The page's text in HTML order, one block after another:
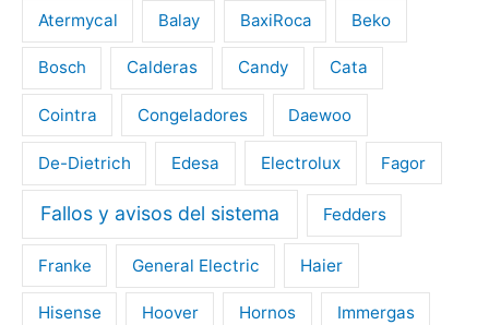
Atermycal Balay BaxiRoca Beko
Bosch Calderas Candy Cata
Cointra Congeladores Daewoo
De-Dietrich Edesa Electrolux Fagor
Fallos y avisos del sistema Fedders
Franke General Electric Haier
Hisense Hoover Hornos Immergas